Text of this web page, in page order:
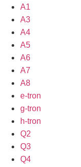
A1
A3
A4
A5
A6
A7
A8
e-tron
g-tron
h-tron
Q2
Q3
Q4